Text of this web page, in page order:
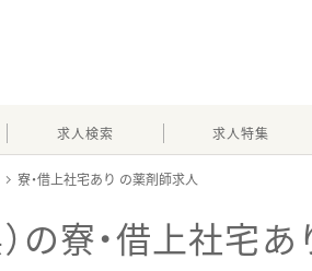
求人検索 求人特集
寮・借上社宅あり
の寮・借上社宅あ